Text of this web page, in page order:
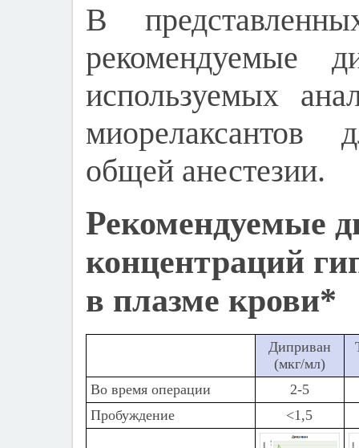
В
рекомендуемые
используемых
миорелаксантов
общей анестезии.
Рекомендуемые
концентраций
в плазме крови*
Диприван
(мкг/мл)
Во время операции
2-5
Пробуждение
<1,5